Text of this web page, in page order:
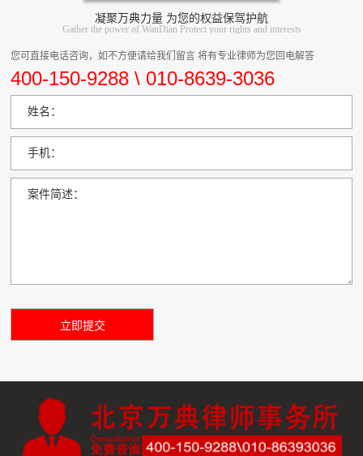
凝聚万典力量 为您的权益保驾护航
Gather the power of WanDian Protect your rights and interests
您可直接电话咨询，如不方便请给我们留言 将有专业律师为您回电解答
400-150-9288 \ 010-8639-3036
姓名：
手机：
案件简述：